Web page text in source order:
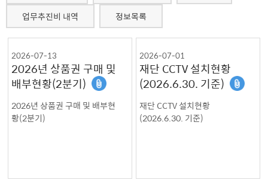
업무추진비 내역
정보목록
2026-07-13
2026년 상품권 구매 및
배부현황(2분기)
2026년 상품권 구매 및 배부현
황(2분기)
2026-07-01
재단 CCTV 설치현황
(2026.6.30. 기준)
재단 CCTV 설치현황
(2026.6.30. 기준)